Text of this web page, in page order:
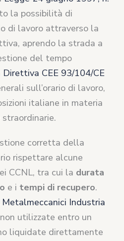
la possibilità di
di lavoro attraverso la
aprendo la strada a
del tempo
Direttiva CEE 93/104/CE
sull’orario di lavoro,
italiane in materia
corretta della
rispettare alcune
CCNL, tra cui la durata
e i tempi di recupero.
Metalmeccanici Industria
utilizzate entro un
liquidate direttamente